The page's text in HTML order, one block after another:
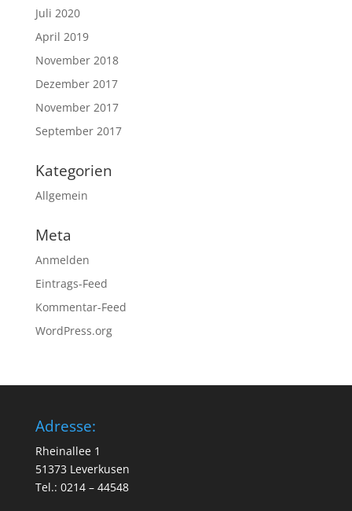
Juli 2020
April 2019
November 2018
Dezember 2017
November 2017
September 2017
Kategorien
Allgemein
Meta
Anmelden
Eintrags-Feed
Kommentar-Feed
WordPress.org
Adresse:
Rheinallee 1
51373 Leverkusen
Tel.: 0214 – 44548